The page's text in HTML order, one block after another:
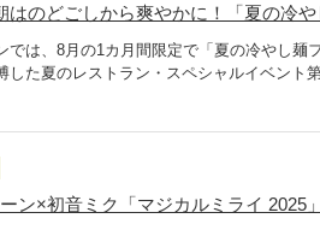
はのどごしから爽やかに！「夏の冷
では、8月の1カ月間限定で「夏の冷やし麺
した夏のレストラン・スペシャルイベント
ン×初音ミク「マジカルミライ 2025